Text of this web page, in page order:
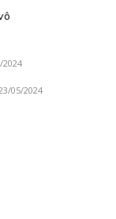
2024
05/2024